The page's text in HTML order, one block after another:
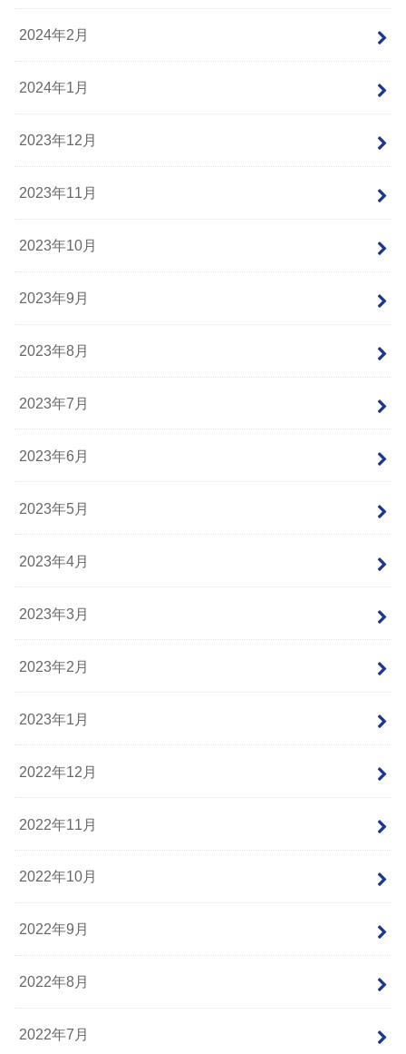
2024年2月
2024年1月
2023年12月
2023年11月
2023年10月
2023年9月
2023年8月
2023年7月
2023年6月
2023年5月
2023年4月
2023年3月
2023年2月
2023年1月
2022年12月
2022年11月
2022年10月
2022年9月
2022年8月
2022年7月